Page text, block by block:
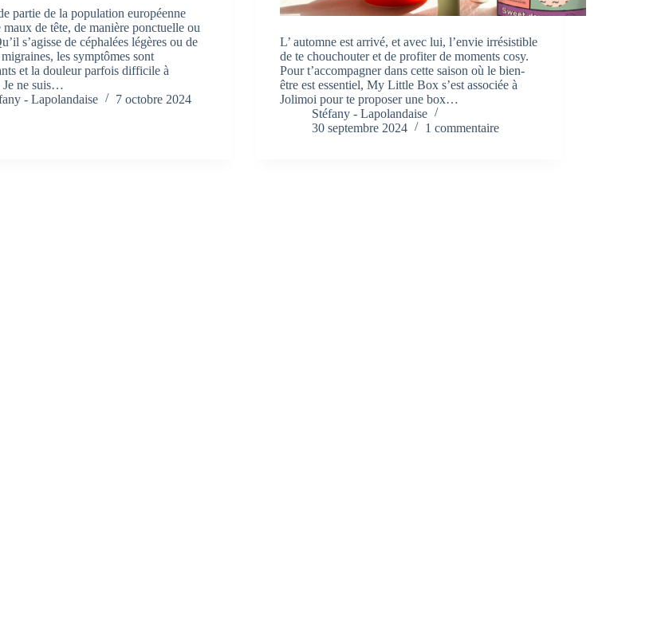
partie de la population européenne
maux de tête, de manière ponctuelle ou
s’agisse de céphalées légères ou de
les symptômes sont
et la douleur parfois difficile à
Je ne suis…
- Lapolandaise
7 octobre 2024
L’ automne est arrivé, et avec lui, l’envie irrésistible
de te chouchouter et de profiter de moments cosy.
Pour t’accompagner dans cette saison où le bien-
être est essentiel, My Little Box s’est associée à
Jolimoi pour te proposer une box…
Stéfany - Lapolandaise
30 septembre 2024
1 commentaire